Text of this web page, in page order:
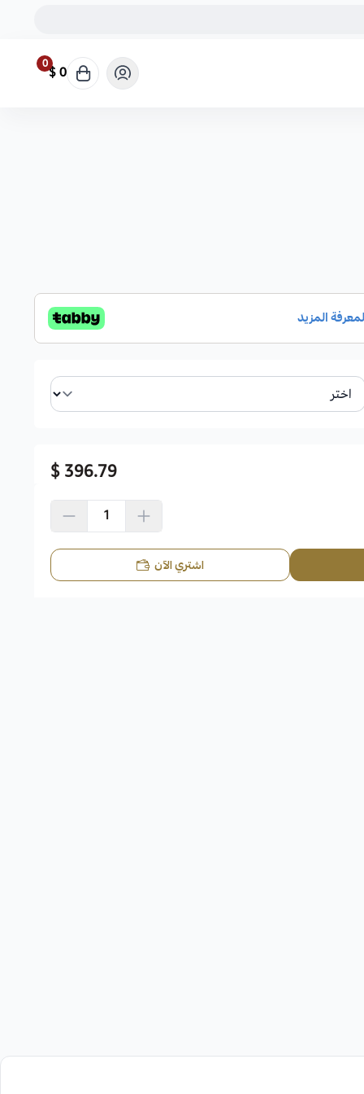
0 0 $
396.79 $
اشتري الآن